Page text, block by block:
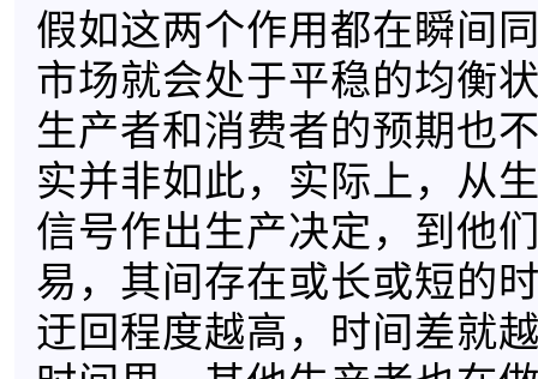
假如这两个作用都在瞬间
市场就会处于平稳的均衡
生产者和消费者的预期也
实并非如此，实际上，从
信号作出生产决定，到他
易，其间存在或长或短的
迂回程度越高，时间差就